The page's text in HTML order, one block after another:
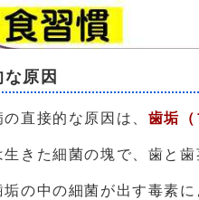
原因
直接的な原因は、 歯垢（
きた細菌の塊で、歯と歯
の中の細菌が出す毒素に